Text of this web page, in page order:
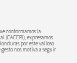
conformamos la
(CACEPJ), expresamos
por este valioso
nos motiva a seguir